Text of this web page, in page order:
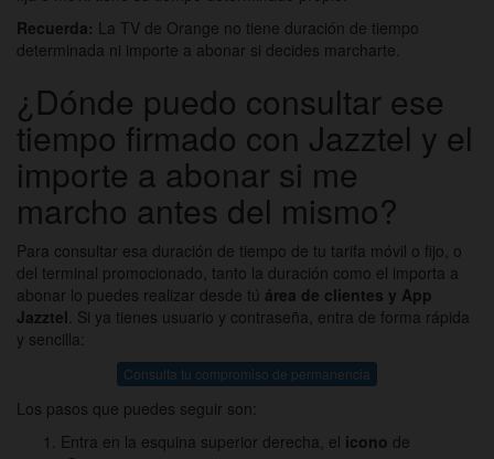
Recuerda: La TV de Orange no tiene duración de tiempo
determinada ni importe a abonar si decides marcharte.
¿Dónde puedo consultar ese
tiempo firmado con Jazztel y el
importe a abonar si me
marcho antes del mismo?
Para consultar esa duración de tiempo de tu tarifa móvil o fijo, o
del terminal promocionado, tanto la duración como el importa a
abonar lo puedes realizar desde tú área de clientes y App
Jazztel . Si ya tienes usuario y contraseña, entra de forma rápida
y sencilla:
Consulta tu compromiso de permanencia
Los pasos que puedes seguir son:
Entra en la esquina superior derecha, el icono de